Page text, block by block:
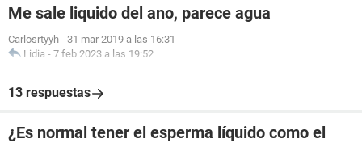
Me sale liquido del ano, parece agua
Carlosrtyyh - 31 mar 2019 a las 16:31
Lidia - 7 feb 2023 a las 19:52
13 respuestas
¿Es normal tener el esperma líquido como el